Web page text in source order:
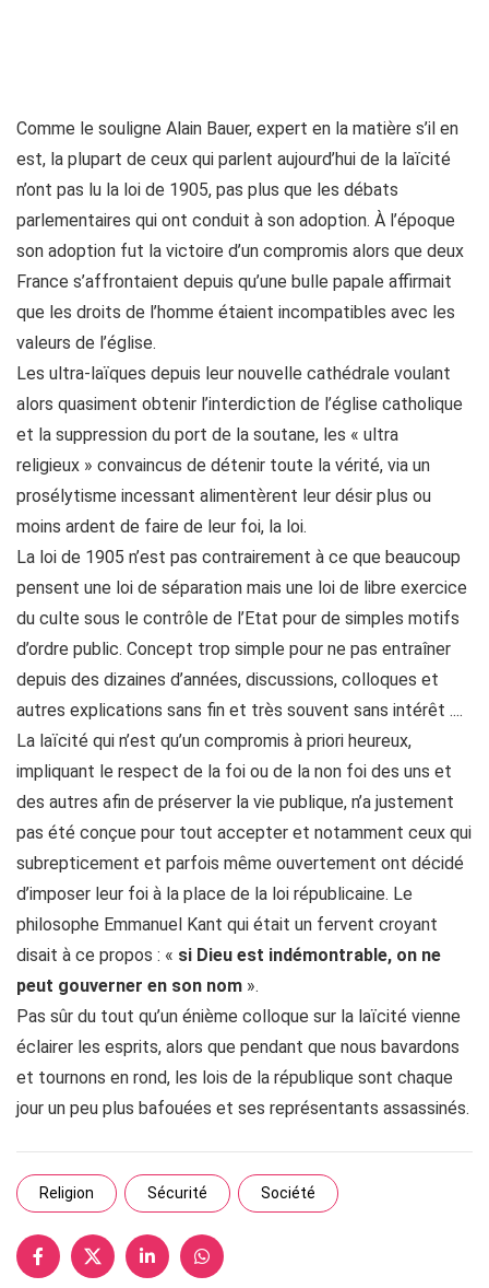
Comme le souligne Alain Bauer, expert en la matière s’il en
est, la plupart de ceux qui parlent aujourd’hui de la laïcité
n’ont pas lu la loi de 1905, pas plus que les débats
parlementaires qui ont conduit à son adoption. À l’époque
son adoption fut la victoire d’un compromis alors que deux
France s’affrontaient depuis qu’une bulle papale affirmait
que les droits de l’homme étaient incompatibles avec les
valeurs de l’église.
Les ultra-laïques depuis leur nouvelle cathédrale voulant
alors quasiment obtenir l’interdiction de l’église catholique
et la suppression du port de la soutane, les « ultra
religieux » convaincus de détenir toute la vérité, via un
prosélytisme incessant alimentèrent leur désir plus ou
moins ardent de faire de leur foi, la loi.
La loi de 1905 n’est pas contrairement à ce que beaucoup
pensent une loi de séparation mais une loi de libre exercice
du culte sous le contrôle de l’Etat pour de simples motifs
d’ordre public. Concept trop simple pour ne pas entraîner
depuis des dizaines d’années, discussions, colloques et
autres explications sans fin et très souvent sans intérêt ....
La laïcité qui n’est qu’un compromis à priori heureux,
impliquant le respect de la foi ou de la non foi des uns et
des autres afin de préserver la vie publique, n’a justement
pas été conçue pour tout accepter et notamment ceux qui
subrepticement et parfois même ouvertement ont décidé
d’imposer leur foi à la place de la loi républicaine. Le
philosophe Emmanuel Kant qui était un fervent croyant
disait à ce propos : « si Dieu est indémontrable, on ne
peut gouverner en son nom ».
Pas sûr du tout qu’un énième colloque sur la laïcité vienne
éclairer les esprits, alors que pendant que nous bavardons
et tournons en rond, les lois de la république sont chaque
jour un peu plus bafouées et ses représentants assassinés.
Religion Sécurité Société